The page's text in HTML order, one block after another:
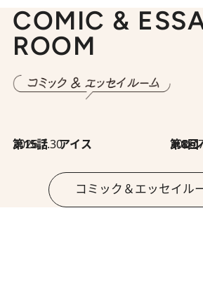
COMIC &
ROOM
2026.7.30
第15話 アイス 第8回「同人
コミック＆エッセイル